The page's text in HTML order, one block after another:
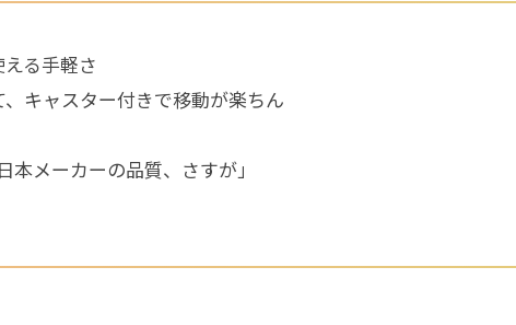
る手軽さ
キャスター付きで移動が楽ちん
メーカーの品質、さすが」